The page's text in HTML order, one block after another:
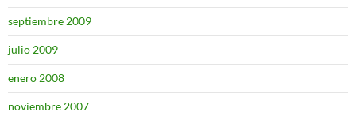
septiembre 2009
julio 2009
enero 2008
noviembre 2007